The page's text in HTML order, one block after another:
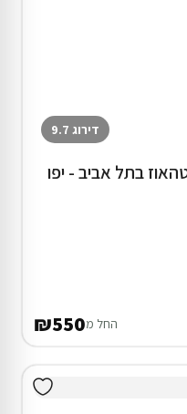
דירוג 9.7
החל מ₪550